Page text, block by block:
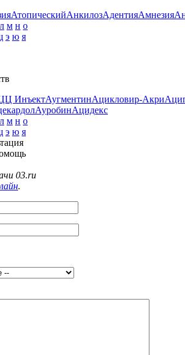
АтопическийАнкилозАдентияАмнезия
л м н о
э ю я
ИнъектАугментинАцикловир-Акри
АуробинАцидекс
л м н о
э ю я
03.ru
.